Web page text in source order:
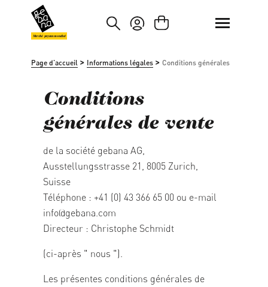
au contenu principal
Passer à la recherche
Marché paysan mondial
Page d'accueil > Informations légales > Conditions générales
Conditions
générales de vente
de la société gebana AG,
Ausstellungsstrasse 21, 8005 Zurich,
Suisse
Téléphone : +41 (0) 43 366 65 00 ou e-mail
info@gebana.com
Directeur : Christophe Schmidt
(ci-après " nous ").
Les présentes conditions générales de